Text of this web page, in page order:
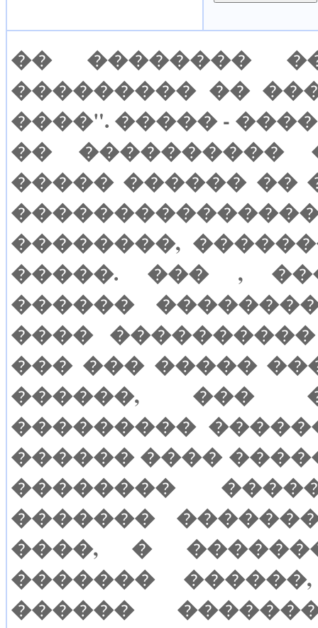
�� ��������
��������� ��
����". ����� -
�� ����������
����� ������ ��
��������,
�����. ��� ,
������
����
��� ��� �����
������, ���
���������
������ ����
��������
�������
����, �
�������
������